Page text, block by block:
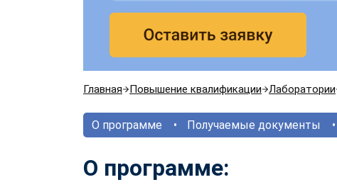
Главная Повышение квалификации Лаборатории
О программе Получаемые документы
О программе: